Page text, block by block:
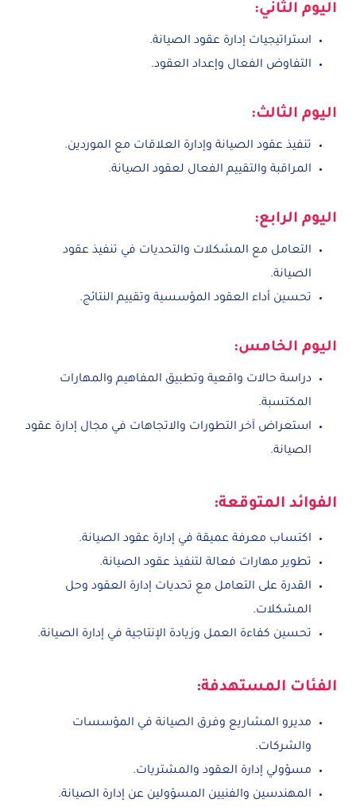
اليوم الثاني:
استراتيجيات إدارة عقود الصيانة.
التفاوض الفعال وإعداد العقود.
اليوم الثالث:
تنفيذ عقود الصيانة وإدارة العلاقات مع الموردين.
المراقبة والتقييم الفعال لعقود الصيانة.
اليوم الرابع:
التعامل مع المشكلات والتحديات في تنفيذ عقود
الصيانة.
تحسين أداء العقود المؤسسية وتقييم النتائج.
اليوم الخامس:
دراسة حالات واقعية وتطبيق المفاهيم والمهارات
المكتسبة.
استعراض آخر التطورات والاتجاهات في مجال إدارة عقود
الصيانة.
الفوائد المتوقعة:
اكتساب معرفة عميقة في إدارة عقود الصيانة.
تطوير مهارات فعالة لتنفيذ عقود الصيانة.
القدرة على التعامل مع تحديات إدارة العقود وحل
المشكلات.
تحسين كفاءة العمل وزيادة الإنتاجية في إدارة الصيانة.
الفئات المستهدفة:
مديرو المشاريع وفرق الصيانة في المؤسسات
والشركات.
مسؤولي إدارة العقود والمشتريات.
المهندسين والفنيين المسؤولين عن إدارة الصيانة.